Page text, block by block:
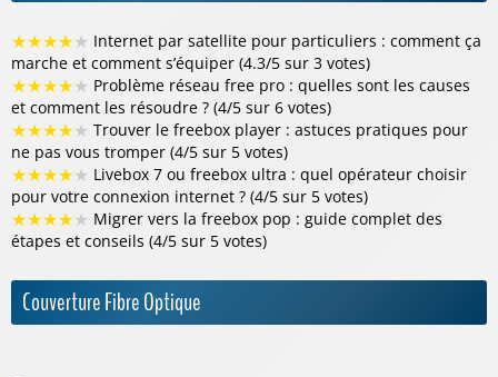
★★★★★ Internet par satellite pour particuliers : comment ça
marche et comment s’équiper (4.3/5 sur 3 votes)
★★★★★ Problème réseau free pro : quelles sont les causes
et comment les résoudre ? (4/5 sur 6 votes)
★★★★★ Trouver le freebox player : astuces pratiques pour
ne pas vous tromper (4/5 sur 5 votes)
★★★★★ Livebox 7 ou freebox ultra : quel opérateur choisir
pour votre connexion internet ? (4/5 sur 5 votes)
★★★★★ Migrer vers la freebox pop : guide complet des
étapes et conseils (4/5 sur 5 votes)
Couverture Fibre Optique